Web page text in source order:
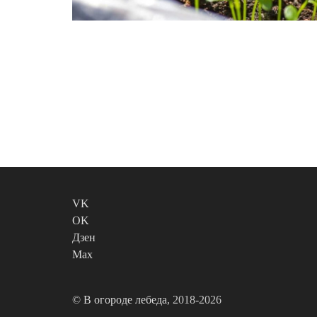
VK
OK
Дзен
Max
© В огороде лебеда, 2018-2026